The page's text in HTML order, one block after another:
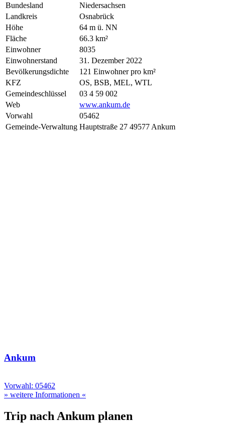
Bundesland
Niedersachsen
Landkreis
Osnabrück
Höhe
64 m ü. NN
Fläche
66.3 km²
Einwohner
8035
Einwohnerstand
31. Dezember 2022
Bevölkerungsdichte
121 Einwohner pro km²
KFZ
OS, BSB, MEL, WTL
Gemeindeschlüssel
03 4 59 002
Web
www.ankum.de
Vorwahl
05462
Gemeinde-Verwaltung Hauptstraße 27 49577 Ankum
Ankum
Vorwahl: 05462
» weitere Informationen «
Trip nach Ankum planen